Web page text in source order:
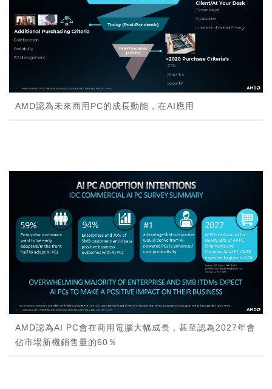
AMD認為未來商用PC的成長動能，在AI應用
AMD認為AI PC會在商用電腦大幅成長，甚至認為2027年會
佔市場新機銷售量的60％